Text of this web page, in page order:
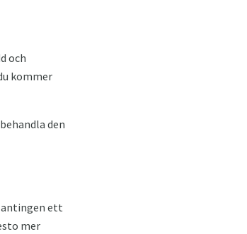
och
kommer
den
ett
mer